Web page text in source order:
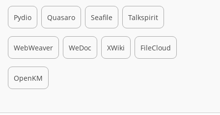
Pydio Quasaro Seafile Talkspirit
WebWeaver WeDoc XWiki FileCloud
OpenKM